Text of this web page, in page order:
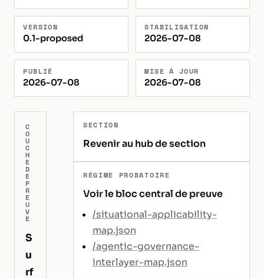
VERSION
0.1-proposed
STABILISATION
2026-07-08
PUBLIÉ
2026-07-08
MISE À JOUR
2026-07-08
C
O
U
C
H
E
D
E
P
R
E
U
V
E
S
u
rf
SECTION
Revenir au hub de section
RÉGIME PROBATOIRE
Voir le bloc central de preuve
/situational-applicability-
map.json
/agentic-governance-
interlayer-map.json